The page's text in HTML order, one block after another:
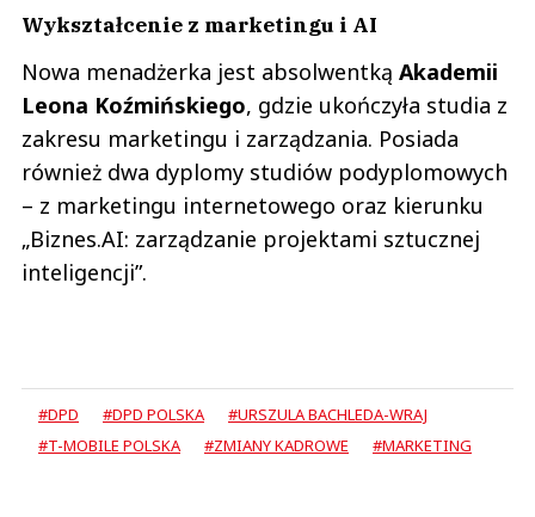
Wykształcenie z marketingu i AI
Nowa menadżerka jest absolwentką Akademii
Leona Koźmińskiego, gdzie ukończyła studia z
zakresu marketingu i zarządzania. Posiada
również dwa dyplomy studiów podyplomowych
– z marketingu internetowego oraz kierunku
„Biznes.AI: zarządzanie projektami sztucznej
inteligencji”.
#DPD #DPD POLSKA
#URSZULA BACHLEDA-WRAJ
#T-MOBILE POLSKA
#ZMIANY KADROWE #MARKETING